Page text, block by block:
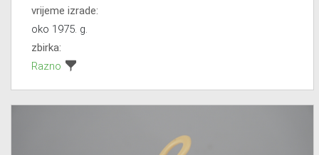
vrijeme izrade:
oko 1975. g.
zbirka:
Razno